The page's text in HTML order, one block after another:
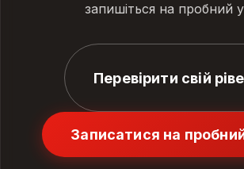
запишіться на пробний
Перевірити свій
Записатися на